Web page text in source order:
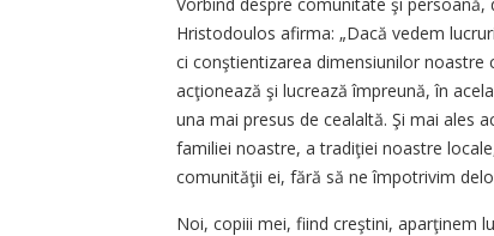
Hristodoulos afirma: „Dacă vedem
ci conştientizarea dimensiunilor noastre
acţionează şi lucrează împreună, în
una mai presus de cealaltă. Şi mai ales
familiei noastre, a tradiţiei noastre
comunităţii ei, fără să ne împotrivim
Noi, copiii mei, fiind creştini, aparţinem